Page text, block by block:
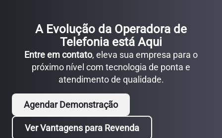
A Evolução da Operadora de
Telefonia está Aqui
Entre em contato, eleva sua empresa para o
próximo nível com tecnologia de ponta e
atendimento de qualidade.
Agendar Demonstração
Ver Vantagens para Revenda